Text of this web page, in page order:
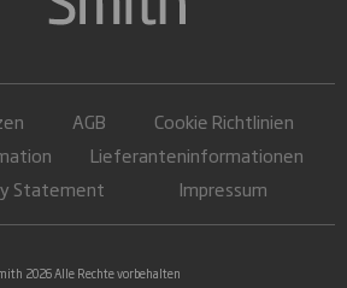
AGB
Cookie Richtlinien
Lieferanteninformationen
Statement
Impressum
2026 Alle Rechte vorbehalten